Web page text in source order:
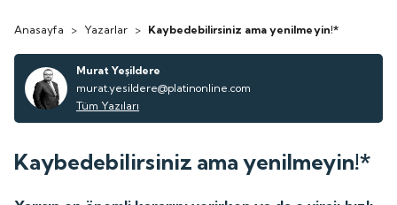
Anasayfa > Yazarlar > Kaybedebilirsiniz ama yenilmeyin!*
Murat Yeşildere
murat.yesildere@platinonline.com
Tüm Yazıları
Kaybedebilirsiniz ama yenilmeyin!*